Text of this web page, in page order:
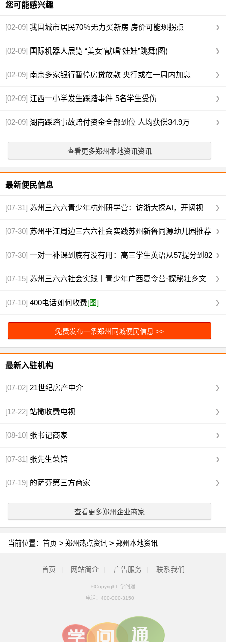
您可能感兴趣
[02-09] 我国城市居民70％无力买新房 房价可能现拐点
[02-09] 国际机器人展览 “美女”献唱“娃娃”跳舞(图)
[02-09] 南京多家银行暂停房贷放款 央行或在一周内加息
[02-09] 江西一小学发生踩踏事件 5名学生受伤
[02-09] 湖南踩踏事故赔付资金全部到位 人均获偿34.9万
查看更多郑州本地资讯资讯
最新便民信息
[07-31] 苏州三六六青少年杭州研学营：访浙大探AI，开阔视
野，火热招募[图]
[07-30] 苏州平江周边三六六社会实践苏州新鲁同源幼儿园推荐
[图]
[07-30] 一对一补课到底有没有用：高三学生英语从57提分到82
真实案例[图]
[07-15] 苏州三六六社会实践｜青少年广西夏令营·探秘壮乡文
化火热报名中[图]
[07-10] 400电话如何收费[图]
免费发布一条郑州同城便民信息 >>
最新入驻机构
[07-02] 21世纪房产中介
[12-22] 站撒收费电视
[08-10] 张书记商家
[07-31] 张先生菜馆
[07-19] 的萨芬第三方商家
查看更多郑州企业商家
当前位置： 首页 > 郑州热点资讯 > 郑州本地资讯
首页 网站简介 广告服务 联系我们
©Copyright 学问通
电话： 400-000-3150